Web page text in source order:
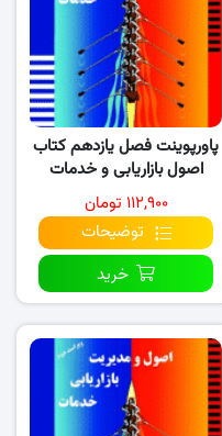
پاورپوینت فصل یازدهم کتاب
اصول بازاریابی و خدمات
(نسخه ۳)
۱۱۲,۹۰۰ تومان
توضیحات
خرید